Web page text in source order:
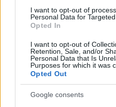
I want to opt-out of
Personal Data for Targeted
Opted In
I want to opt-out of
Retention, Sale, and/or
Personal Data that Is
Purposes for which it was
Opted Out
Google consents
A BAROKK ÖSSZES
KIVÁLÓ PROGRAM VÁR
GYŐRBEN
Középpontban a
Majka koncert, jóga szeánsz,